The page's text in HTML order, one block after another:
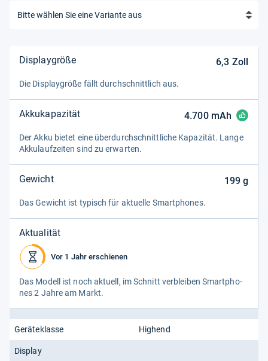
Displaygröße 6,3 Zoll
Die Dis­play­größe fällt durch­schnitt­lich aus.
Akkukapazität 4.700mAh
Der Akku bie­tet eine über­durch­schnitt­li­che Kapa­zi­tät. Lange
Akku­lauf­zei­ten sind zu erwar­ten.
Gewicht 199g
Das Gewicht ist typisch für aktu­elle Smart­pho­nes.
Aktualität
Vor 1 Jahr erschienen
Das Modell ist noch aktu­ell, im Schnitt ver­blei­ben Smart­pho­
nes 2 Jahre am Markt.
Geräteklasse Highend
Display